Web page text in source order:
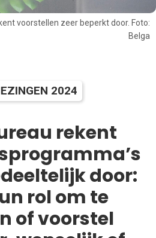
voorstellen zeer beperkt door. Foto:
Belga
2024
rekent
door:
rol om te
of voorstel